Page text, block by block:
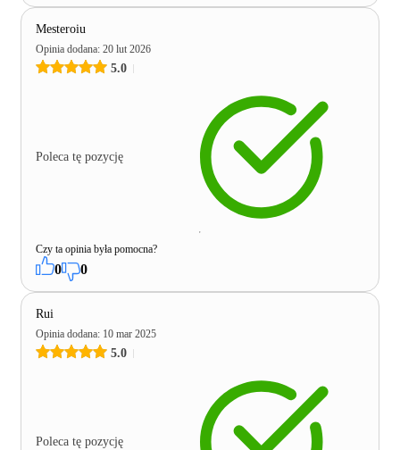
Mesteroiu
Opinia dodana: 20 lut 2026
5.0
Poleca tę pozycję
Czy ta opinia była pomocna?
0 0
Rui
Opinia dodana: 10 mar 2025
5.0
Poleca tę pozycję